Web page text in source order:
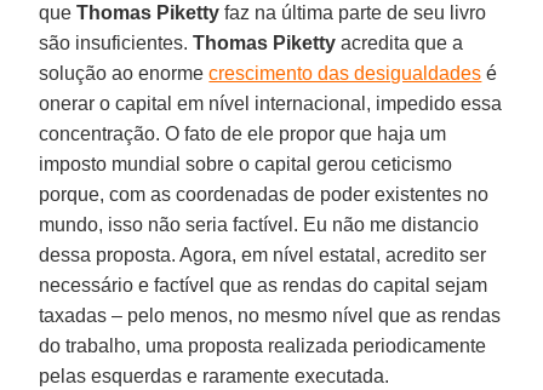
queThomas Piketty faz na última parte de seu livro
são insuficientes.Thomas Piketty acredita que a
solução ao enormecrescimento das desigualdades é
onerar o capital em nível internacional, impedido essa
concentração. O fato de ele propor que haja um
imposto mundial sobre o capital gerou ceticismo
porque, com as coordenadas de poder existentes no
mundo, isso não seria factível. Eu não me distancio
dessa proposta. Agora, em nível estatal, acredito ser
necessário e factível que as rendas do capital sejam
taxadas – pelo menos, no mesmo nível que as rendas
do trabalho, uma proposta realizada periodicamente
pelas esquerdas e raramente executada.